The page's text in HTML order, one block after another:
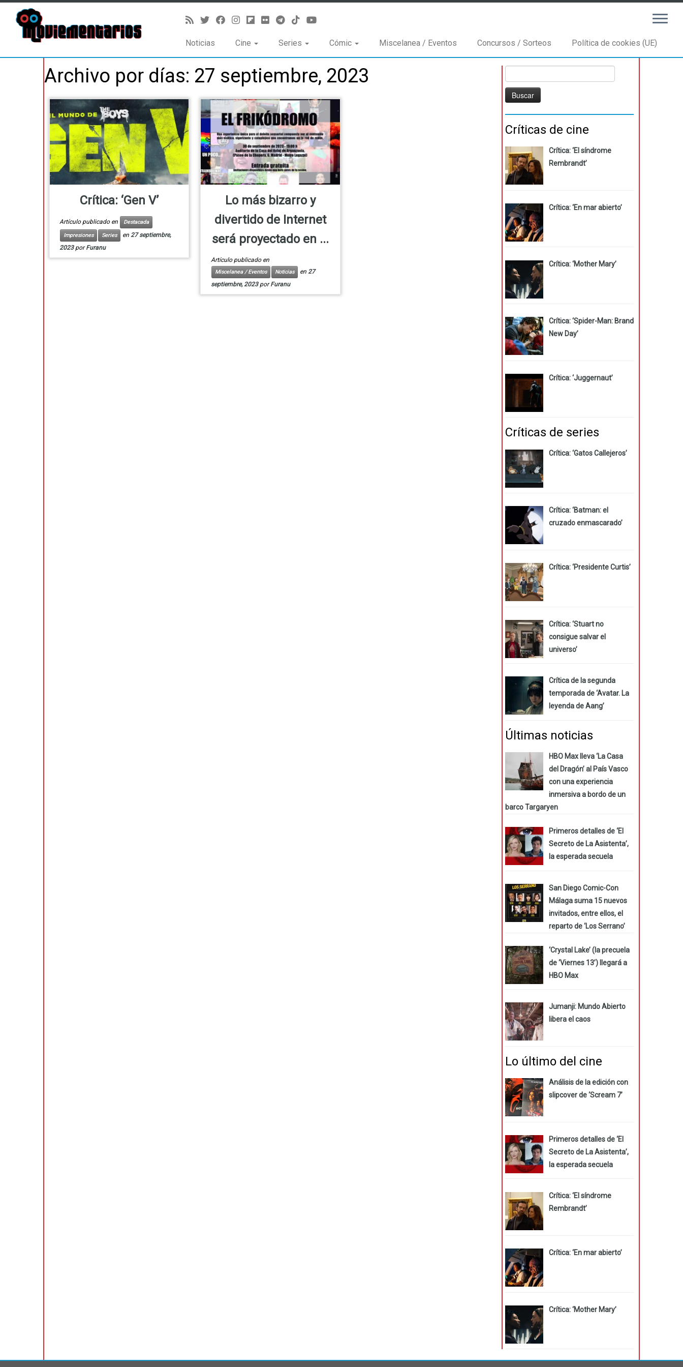
Noticias Cine Series Cómic Miscelanea / Eventos Concursos / Sorteos Política de cookies (UE)
Archivo por días: 27 septiembre, 2023
Crítica: ‘Gen V’
Artículo publicado en
Destacada
Impresiones
Series en27 septiembre,
2023 porFuranu
Lo más bizarro y
divertido de Internet
será proyectado en ...
Artículo publicado en
Miscelanea / Eventos Noticias en 27
septiembre, 2023 porFuranu
Críticas de cine
Crítica: ‘El síndrome
Rembrandt’
Crítica: ‘En mar abierto’
Crítica: ‘Mother Mary’
Crítica: ‘Spider-Man: Brand
New Day’
Crítica: ‘Juggernaut’
Críticas de series
Crítica: ‘Gatos Callejeros’
Crítica: ‘Batman: el
cruzado enmascarado’
Crítica: ‘Presidente Curtis’
Crítica: ‘Stuart no
consigue salvar el
universo’
Crítica de la segunda
temporada de ‘Avatar. La
leyenda de Aang’
Últimas noticias
HBO Max lleva ‘La Casa
del Dragón’ al País Vasco
con una experiencia
inmersiva a bordo de un
barco Targaryen
Primeros detalles de ‘El
Secreto de La Asistenta’,
la esperada secuela
San Diego Comic-Con
Málaga suma 15 nuevos
invitados, entre ellos, el
reparto de ‘Los Serrano’
‘Crystal Lake’ (la precuela
de ‘Viernes 13’) llegará a
HBO Max
Jumanji: Mundo Abierto
libera el caos
Lo último del cine
Análisis de la edición con
slipcover de ‘Scream 7’
Primeros detalles de ‘El
Secreto de La Asistenta’,
la esperada secuela
Crítica: ‘El síndrome
Rembrandt’
Crítica: ‘En mar abierto’
Crítica: ‘Mother Mary’